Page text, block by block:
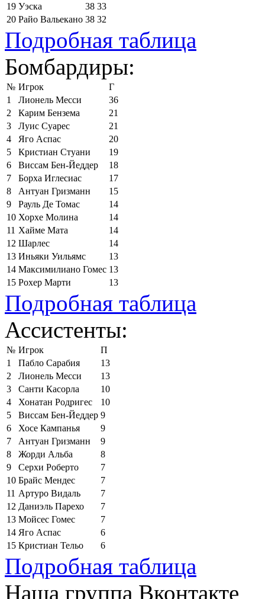
19 Уэска 38 33
20 Райо Вальекано 38 32
Подробная таблица
Бомбардиры:
№ Игрок
Г
1
Лионель Месси
36
2
Карим Бензема
21
3
Луис Суарес
21
4
Яго Аспас
20
5
Кристиан Стуани
19
6
Виссам Бен-Йеддер
18
7
Борха Иглесиас
17
8
Антуан Гризманн
15
9
Рауль Де Томас
14
10 Хорхе Молина
14
11 Хайме Мата
14
12 Шарлес
14
13 Иньяки Уильямс
13
14 Максимилиано Гомес 13
15 Рохер Марти 13
Подробная таблица
Ассистенты:
№ Игрок
П
1
Пабло Сарабия
13
2
Лионель Месси
13
3
Санти Касорла
10
4
Хонатан Родригес
10
5
Виссам Бен-Йеддер 9
6
Хосе Кампанья
9
7
Антуан Гризманн
9
8
Жорди Альба
8
9
Серхи Роберто
7
10 Брайс Мендес
7
11 Артуро Видаль
7
12 Даниэль Парехо
7
13 Мойсес Гомес
7
14 Яго Аспас
6
15 Кристиан Тельо 6
Подробная таблица
Наша группа Вконтакте